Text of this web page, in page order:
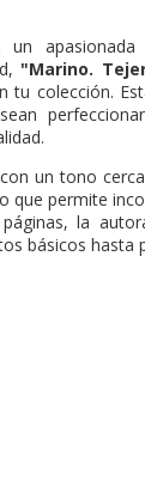
un
"Marino.
tu colección.
un tono
que permite
la
básicos hasta